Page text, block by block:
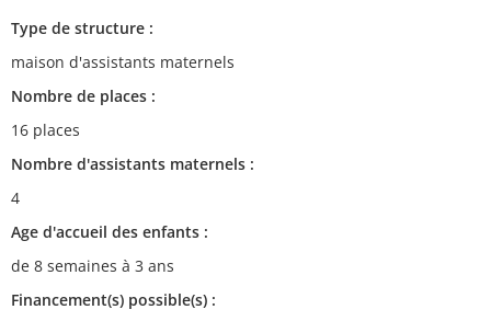
Type de structure :
maison d'assistants maternels
Nombre de places :
16 places
Nombre d'assistants maternels :
4
Age d'accueil des enfants :
de 8 semaines à 3 ans
Financement(s) possible(s) :